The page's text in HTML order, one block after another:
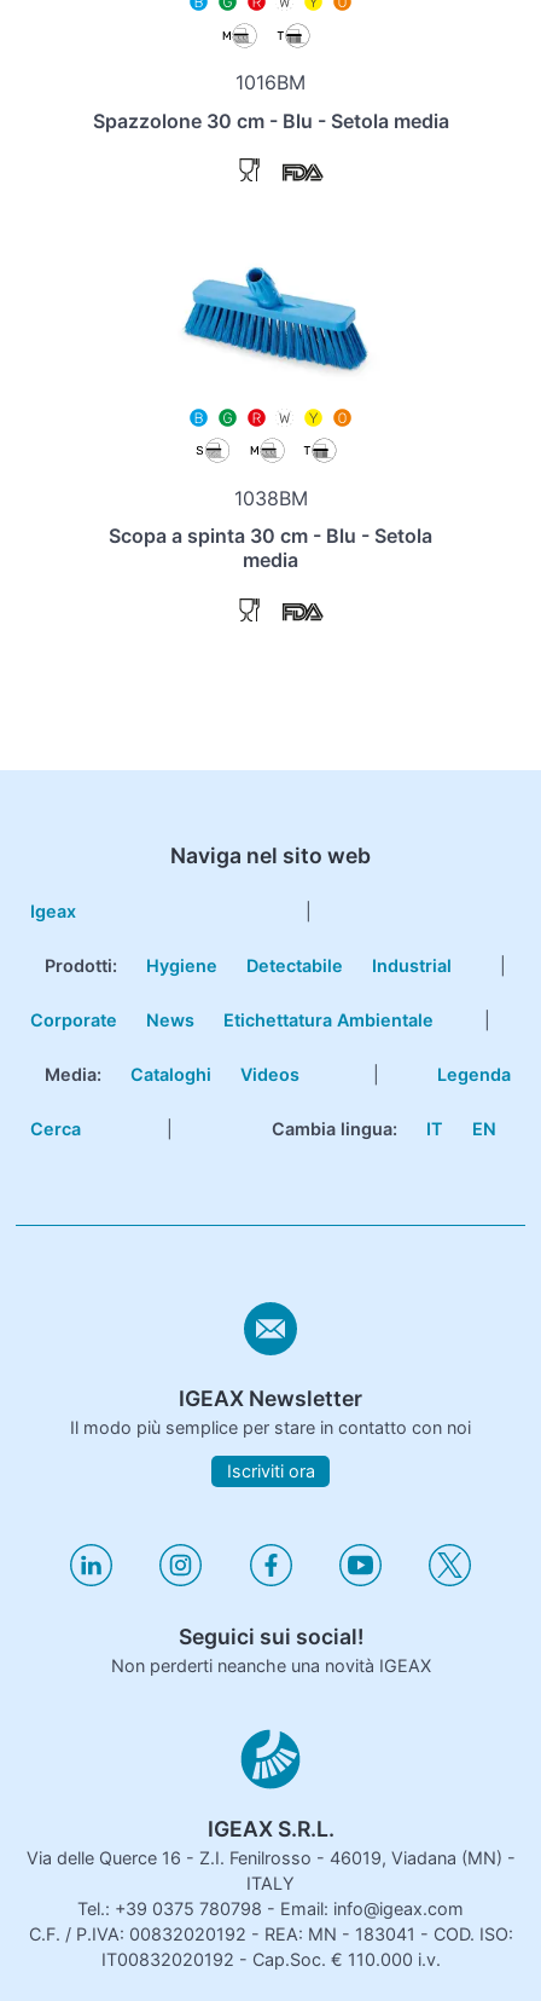
1016BM
Spazzolone 30 cm - Blu - Setola media
1038BM
Scopa a spinta 30 cm - Blu - Setola
media
Naviga nel sito web
Igeax
Prodotti: Hygiene Detectabile Industrial
Corporate News Etichettatura Ambientale
Media: Cataloghi Videos Legenda
Cerca Cambia lingua: IT EN
IGEAX Newsletter
Il modo più semplice per stare in contatto con noi
Iscriviti ora
Seguici sui social!
Non perderti neanche una novità IGEAX
IGEAX S.R.L.
Via delle Querce 16 - Z.I. Fenilrosso - 46019, Viadana (MN) -
ITALY
Tel.: +39 0375 780798 - Email: info@igeax.com
C.F. / P.IVA: 00832020192 - REA: MN - 183041 - COD. ISO:
IT00832020192 - Cap.Soc. € 110.000 i.v.